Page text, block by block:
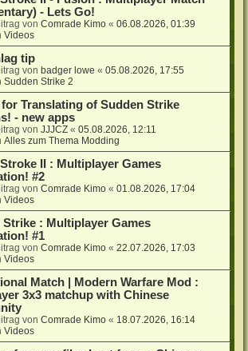
- Lets Go!
vonComrade Kimo «06.08.2026, 01:39
Videos
tip
vonbadger lowe «05.08.2026, 17:55
Sudden Strike 2
for Translating of Sudden Strike
- new apps
vonJJJCZ «05.08.2026, 12:11
Alles zum Thema Modding
II : Multiplayer Games
#2
vonComrade Kimo «01.08.2026, 17:04
Videos
Strike : Multiplayer Games
#1
vonComrade Kimo «22.07.2026, 17:03
Videos
Match | Modern Warfare Mod :
3x3 matchup with Chinese
vonComrade Kimo « 18.07.2026, 16:14
Videos